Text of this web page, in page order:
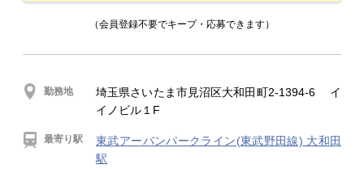
（会員登録不要でキープ・応募できます）
勤務地
埼玉県さいたま市見沼区大和田町2-1394-6 イ
イノビル１F
最寄り駅
東武アーバンパークライン(東武野田線) 大和田
駅